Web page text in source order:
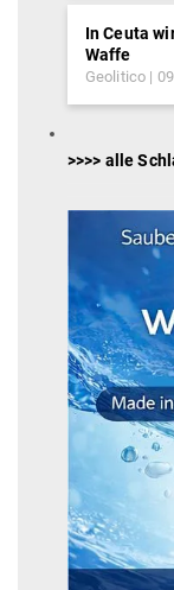
In Ceuta
Waffe
Geolitico
>>>> alle